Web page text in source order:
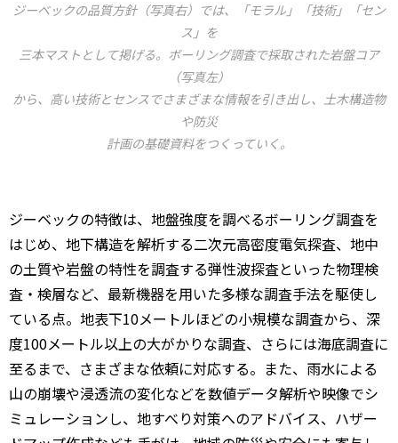
ジーベックの品質方針（写真右）では、「モラル」「技術」「セン
ス」を
三本マストとして掲げる。ボーリング調査で採取された岩盤コア
（写真左）
から、高い技術とセンスでさまざまな情報を引き出し、土木構造物
や防災
計画の基礎資料をつくっていく。
ジーベックの特徴は、地盤強度を調べるボーリング調査を
はじめ、地下構造を解析する二次元高密度電気探査、地中
の土質や岩盤の特性を調査する弾性波探査といった物理検
査・検層など、最新機器を用いた多様な調査手法を駆使し
ている点。地表下10メートルほどの小規模な調査から、深
度100メートル以上の大がかりな調査、さらには海底調査に
至るまで、さまざまな依頼に対応する。また、雨水による
山の崩壊や浸透流の変化などを数値データ解析や映像でシ
ミュレーションし、地すべり対策へのアドバイス、ハザー